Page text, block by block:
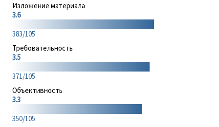
Изложение материала
3.6
383/105
Требовательность
3.5
371/105
Объективность
3.3
350/105